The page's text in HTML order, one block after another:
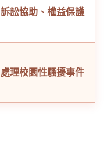
訴訟協助、權益保護
處理校園性騷擾事件